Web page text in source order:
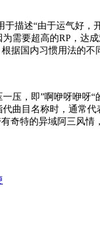
于描述“由于运气好
需要超高的RP，达
据国内习惯用法的
压，即”啊咿呀咿呀
曲目名称时，通常
奇特的异域阿三风